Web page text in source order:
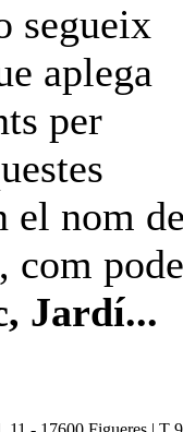
segueix
aplega
per
el nom
, com
Jardí...